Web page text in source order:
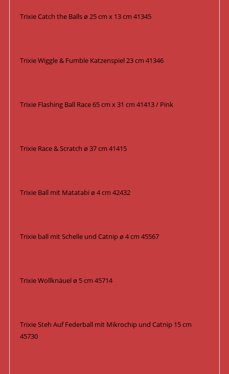
Trixie Catch the Balls ø 25 cm x 13 cm 41345
Trixie Wiggle & Fumble Katzenspiel 23 cm 41346
Trixie Flashing Ball Race 65 cm x 31 cm 41413 / Pink
Trixie Race & Scratch ø 37 cm 41415
Trixie Ball mit Matatabi ø 4 cm 42432
Trixie ball mit Schelle und Catnip ø 4 cm 45567
Trixie Wollknäuel ø 5 cm 45714
Trixie Steh Auf Federball mit Mikrochip und Catnip 15 cm
45730